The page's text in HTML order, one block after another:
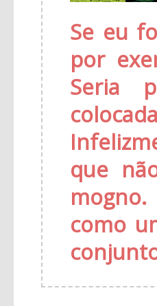
Se eu
por
Seria
que
como